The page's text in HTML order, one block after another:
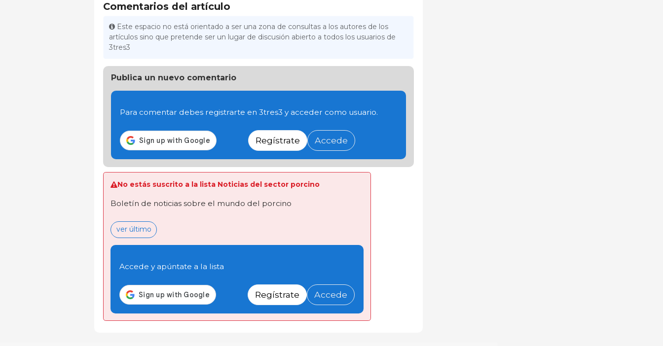
Comentarios del artículo
Este espacio no está orientado a ser una zona de consultas a los autores de los
artículos sino que pretende ser un lugar de discusión abierto a todos los usuarios de
3tres3
Publica un nuevo comentario
Para comentar debes registrarte en 3tres3 y acceder como usuario.
Regístrate Accede
No estás suscrito a la lista Noticias del sector porcino
Boletín de noticias sobre el mundo del porcino
ver último
Accede y apúntate a la lista
Regístrate Accede